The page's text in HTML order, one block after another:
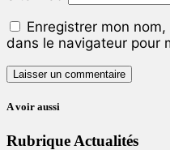
Enregistrer mon
dans le navigateur pour
A voir aussi
Rubrique Actualités